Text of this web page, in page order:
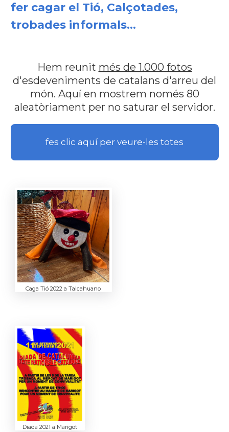
fer cagar el Tió, Calçotades,
trobades informals...
Hem reunit més de 1.000 fotos
d'esdeveniments de catalans d'arreu del
món. Aquí en mostrem només 80
aleatòriament per no saturar el servidor.
fes clic aquí per veure-les totes
Caga Tió 2022 a Talcahuano
Diada 2021 a Marigot